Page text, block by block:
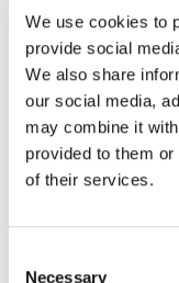
We use cookies to
provide social
We also share
our social media,
may combine it
provided to them
of their services.
Necessary
mais aussi les vols
1 - Suivi
La RFID peut
ou les
afin de pouvoir
spectateurs, ce